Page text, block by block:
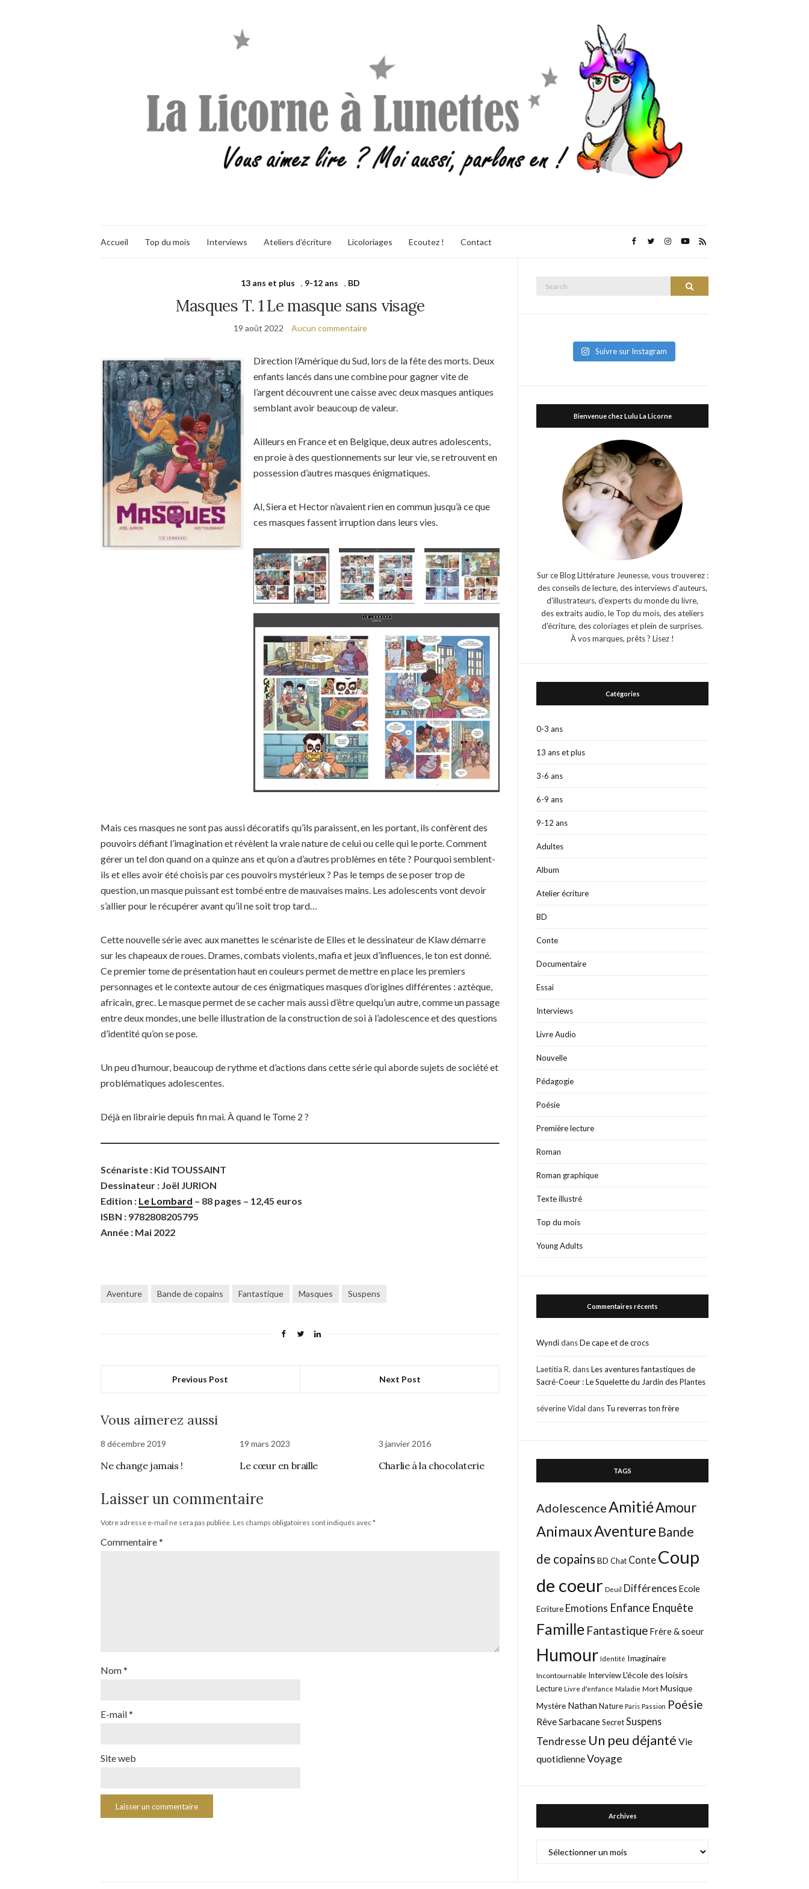
Accueil Top du mois Interviews Ateliers d’écriture Licoloriages Ecoutez ! Contact
13 ans et plus , 9-12 ans , BD
Masques T. 1 Le masque sans visage
19 août 2022 Aucun commentaire
Direction l’Amérique du Sud, lors de la fête des morts. Deux
enfants lancés dans une combine pour gagner vite de
l’argent découvrent une caisse avec deux masques antiques
semblant avoir beaucoup de valeur.
Ailleurs en France et en Belgique, deux autres adolescents,
en proie à des questionnements sur leur vie, se retrouvent en
possession d’autres masques énigmatiques.
Al, Siera et Hector n’avaient rien en commun jusqu’à ce que
ces masques fassent irruption dans leurs vies.
Mais ces masques ne sont pas aussi décoratifs qu’ils paraissent, en les portant, ils confèrent des
pouvoirs défiant l’imagination et révèlent la vraie nature de celui ou celle qui le porte. Comment
gérer un tel don quand on a quinze ans et qu’on a d’autres problèmes en tête ? Pourquoi semblent-
ils et elles avoir été choisis par ces pouvoirs mystérieux ? Pas le temps de se poser trop de
question, un masque puissant est tombé entre de mauvaises mains. Les adolescents vont devoir
s’allier pour le récupérer avant qu’il ne soit trop tard…
Cette nouvelle série avec aux manettes le scénariste de Elles et le dessinateur de Klaw démarre
sur les chapeaux de roues. Drames, combats violents, mafia et jeux d’influences, le ton est donné.
Ce premier tome de présentation haut en couleurs permet de mettre en place les premiers
personnages et le contexte autour de ces énigmatiques masques d’origines différentes : aztèque,
africain, grec. Le masque permet de se cacher mais aussi d’être quelqu’un autre, comme un passage
entre deux mondes, une belle illustration de la construction de soi à l’adolescence et des questions
d’identité qu’on se pose.
Un peu d’humour, beaucoup de rythme et d’actions dans cette série qui aborde sujets de société et
problématiques adolescentes.
Déjà en librairie depuis fin mai. À quand le Tome 2 ?
Scénariste : Kid TOUSSAINT
Dessinateur : Joël JURION
Edition : Le Lombard – 88 pages – 12,45 euros
ISBN : 9782808205795
Année : Mai 2022
Aventure Bande de copains Fantastique Masques Suspens
Previous Post Next Post
Vous aimerez aussi
8 décembre 2019
Ne change jamais !
19 mars 2023
Le cœur en braille
3 janvier 2016
Charlie à la chocolaterie
Laisser un commentaire
Votre adresse e-mail ne sera pas publiée. Les champs obligatoires sont indiqués avec*
Commentaire*
Nom*
E-mail*
Site web
Search
Suivre sur Instagram
Bienvenue chez Lulu La Licorne
Sur ce Blog Littérature Jeunesse, vous trouverez :
des conseils de lecture, des interviews d'auteurs,
d'illustrateurs, d'experts du monde du livre,
des extraits audio, le Top du mois, des ateliers
d'écriture, des coloriages et plein de surprises.
À vos marques, prêts ? Lisez !
Catégories
0-3 ans
13 ans et plus
3-6 ans
6-9 ans
9-12 ans
Adultes
Album
Atelier écriture
BD
Conte
Documentaire
Essai
Interviews
Livre Audio
Nouvelle
Pédagogie
Poésie
Première lecture
Roman
Roman graphique
Texte illustré
Top du mois
Young Adults
Commentaires récents
WyndidansDe cape et de crocs
Laetitia R. dansLes aventures fantastiques de
Sacré-Coeur : Le Squelette du Jardin des Plantes
séverine Vidal dans Tu reverras ton frère
TAGS
AdolescenceAmitiéAmour
AnimauxAventure Bande
de copains BD Chat Conte Coup
de coeur Deuil Différences Ecole
Ecriture Emotions Enfance Enquête
Famille Fantastique Frère & soeur
Humour Identité Imaginaire
Incontournable Interview L'école des loisirs
Lecture Livre d'enfance Maladie Mort Musique
Mystère Nathan Nature Paris Passion Poésie
RêveSarbacane Secret Suspens
Tendresse Un peu déjanté Vie
quotidienneVoyage
Archives